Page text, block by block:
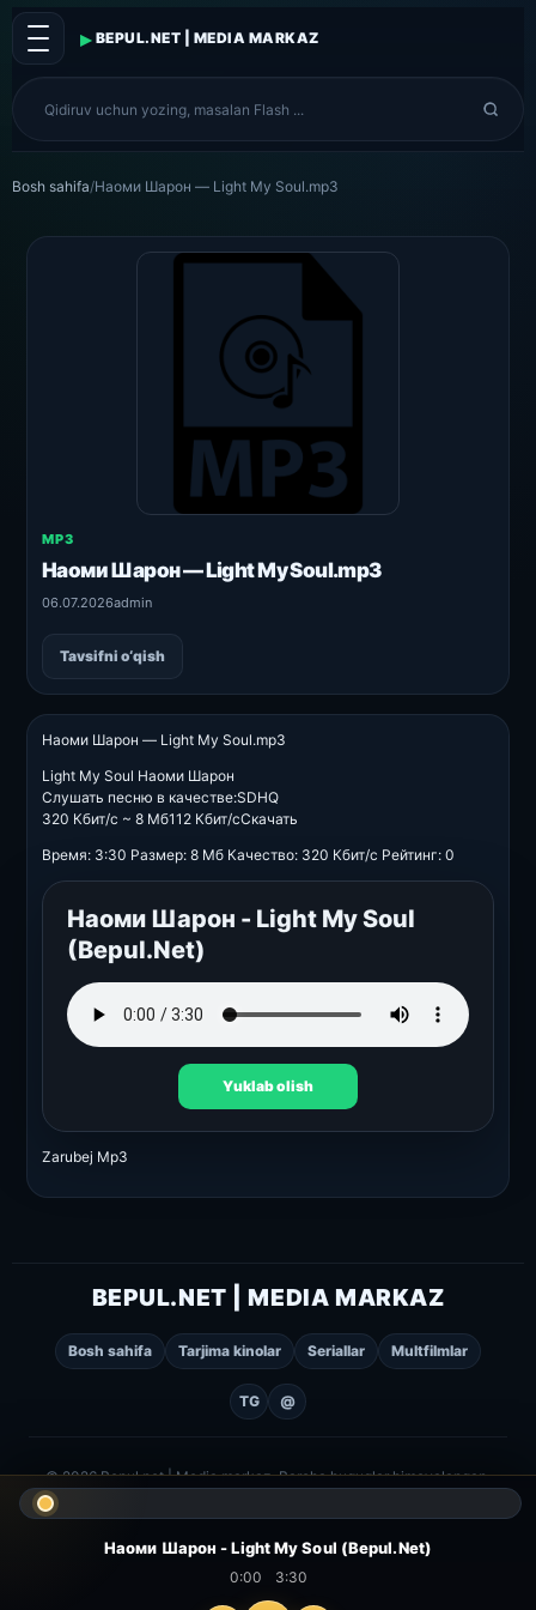
▸ BEPUL.NET | MEDIA MARKAZ
Bosh sahifa/Наоми Шарон — Light My Soul.mp3
MP3
Наоми Шарон — Light My Soul.mp3
06.07.2026admin
Tavsifni o‘qish
Наоми Шарон — Light My Soul.mp3
Light My Soul Наоми Шарон
Слушать песню в качестве:SDHQ
320 Кбит/с ~ 8 Мб112 Кбит/cСкачать
Время: 3:30 Размер: 8 Мб Качество: 320 Кбит/с Рейтинг: 0
Наоми Шарон - Light My Soul
(Bepul.Net)
Yuklab olish
Zarubej Mp3
BEPUL.NET | MEDIA MARKAZ
Bosh sahifa Tarjima kinolar Seriallar Multfilmlar
TG @
© 2026 Bepul.net | Media markaz. Barcha huquqlar himoyalangan.
Наоми Шарон - Light My Soul (Bepul.Net)
0:00 3:30